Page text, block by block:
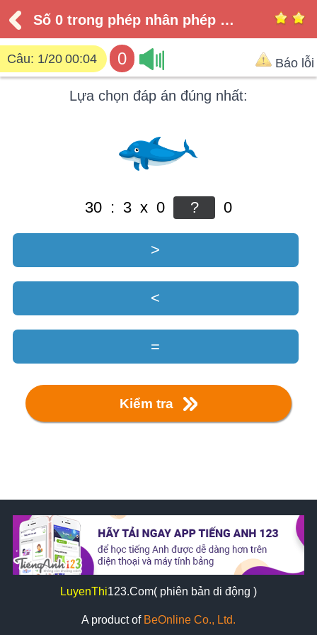
Số 0 trong phép nhân phép chia
Lựa chọn đáp án đúng nhất:
30 : 3 x 0 0
>
<
=
Kiểm tra
Câu: 1/20 00:04 0 Báo lỗi
LuyenThi123.Com( phiên bản di động )
A product of BeOnline Co., Ltd.